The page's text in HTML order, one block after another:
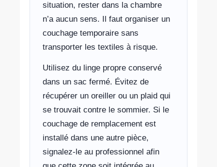
situation, rester dans la chambre
n’a aucun sens. Il faut organiser un
couchage temporaire sans
transporter les textiles à risque.
Utilisez du linge propre conservé
dans un sac fermé. Évitez de
récupérer un oreiller ou un plaid qui
se trouvait contre le sommier. Si le
couchage de remplacement est
installé dans une autre pièce,
signalez-le au professionnel afin